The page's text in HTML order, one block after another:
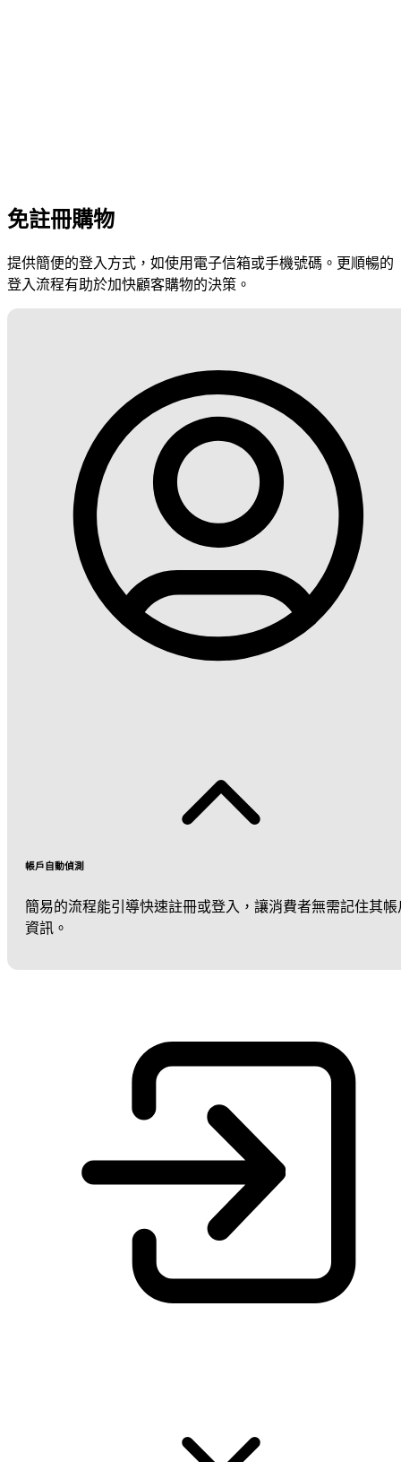
免註冊購物
提供簡便的登入方式，如使用電子信箱或手機號碼。更順暢的
登入流程有助於加快顧客購物的決策。
帳戶自動偵測
簡易的流程能引導快速註冊或登入，讓消費者無需記住其帳
資訊。